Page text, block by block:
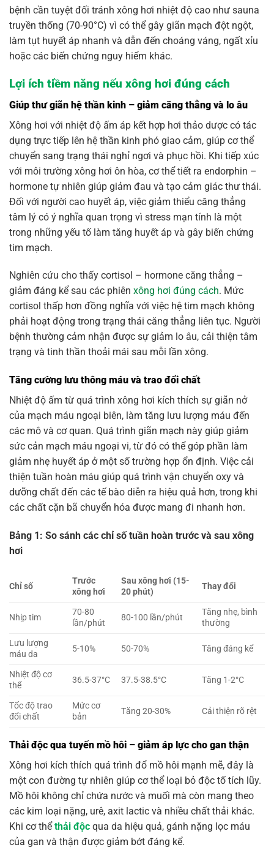
bệnh cần tuyệt đối tránh xông hơi nhiệt độ cao như sauna
truyền thống (70-90°C) vì có thể gây giãn mạch đột ngột,
làm tụt huyết áp nhanh và dẫn đến choáng váng, ngất xỉu
hoặc các biến chứng nguy hiểm khác.
Lợi ích tiềm năng nếu xông hơi đúng cách
Giúp thư giãn hệ thần kinh – giảm căng thẳng và lo âu
Xông hơi với nhiệt độ ấm áp kết hợp hơi thảo dược có tác
dụng trực tiếp lên hệ thần kinh phó giao cảm, giúp cơ thể
chuyển sang trạng thái nghỉ ngơi và phục hồi. Khi tiếp xúc
với môi trường xông hơi ôn hòa, cơ thể tiết ra endorphin –
hormone tự nhiên giúp giảm đau và tạo cảm giác thư thái.
Đối với người cao huyết áp, việc giảm thiểu căng thẳng
tâm lý có ý nghĩa quan trọng vì stress mạn tính là một
trong những yếu tố làm tăng huyết áp và gây biến chứng
tim mạch.
Nghiên cứu cho thấy cortisol – hormone căng thẳng –
giảm đáng kể sau các phiên xông hơi đúng cách. Mức
cortisol thấp hơn đồng nghĩa với việc hệ tim mạch không
phải hoạt động trong trạng thái căng thẳng liên tục. Người
bệnh thường cảm nhận được sự giảm lo âu, cải thiện tâm
trạng và tinh thần thoải mái sau mỗi lần xông.
Tăng cường lưu thông máu và trao đổi chất
Nhiệt độ ấm từ quá trình xông hơi kích thích sự giãn nở
của mạch máu ngoại biên, làm tăng lưu lượng máu đến
các mô và cơ quan. Quá trình giãn mạch này giúp giảm
sức cản mạch máu ngoại vi, từ đó có thể góp phần làm
giảm nhẹ huyết áp ở một số trường hợp ổn định. Việc cải
thiện tuần hoàn máu giúp quá trình vận chuyển oxy và
dưỡng chất đến các tế bào diễn ra hiệu quả hơn, trong khi
các chất cặn bã chuyển hóa được mang đi nhanh hơn.
Bảng 1: So sánh các chỉ số tuần hoàn trước và sau xông
hơi
Chỉ số
Trước
xông hơi
Sau xông hơi (15-
20 phút)
Thay đổi
Nhịp tim
70-80
lần/phút
80-100 lần/phút
Tăng nhẹ, bình
thường
Lưu lượng
máu da
5-10% 50-70% Tăng đáng kể
Nhiệt độ cơ
thể
36.5-37°C 37.5-38.5°C Tăng 1-2°C
Tốc độ trao
đổi chất
Mức cơ
bản
Tăng 20-30% Cải thiện rõ rệt
Thải độc qua tuyến mồ hôi – giảm áp lực cho gan thận
Xông hơi kích thích quá trình đổ mồ hôi mạnh mẽ, đây là
một con đường tự nhiên giúp cơ thể loại bỏ độc tố tích lũy.
Mồ hôi không chỉ chứa nước và muối mà còn mang theo
các kim loại nặng, urê, axit lactic và nhiều chất thải khác.
Khi cơ thểthải độc qua da hiệu quả, gánh nặng lọc máu
của gan và thận được giảm bớt đáng kể.